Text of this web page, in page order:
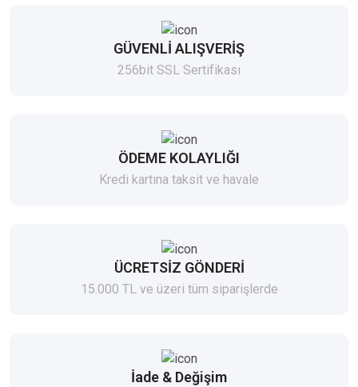
GÜVENLİ ALIŞVERİŞ
256bit SSL Sertifikası
ÖDEME KOLAYLIĞI
Kredi kartına taksit ve havale
ÜCRETSİZ GÖNDERİ
15.000 TL ve üzeri tüm siparişlerde
İade & Değişim